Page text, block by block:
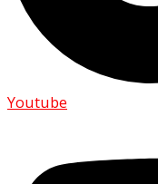
Youtube